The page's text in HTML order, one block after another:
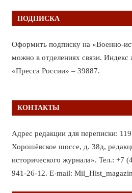
ПОДПИСКА
Оформить подписку на «Военно-
можно в отделениях связи. Индекс
«Пресса России» – 39887.
КОНТАКТЫ
Адрес редакции для переписки:
Хорошёвское шоссе, д. 38д,
исторического журнала». Тел.: +7
941-26-12. E-mail: